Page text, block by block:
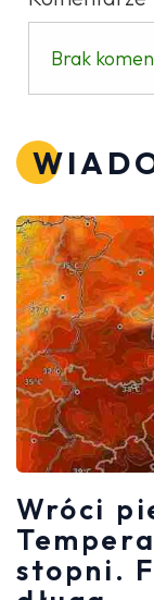
Brak
Wróci
stopni.